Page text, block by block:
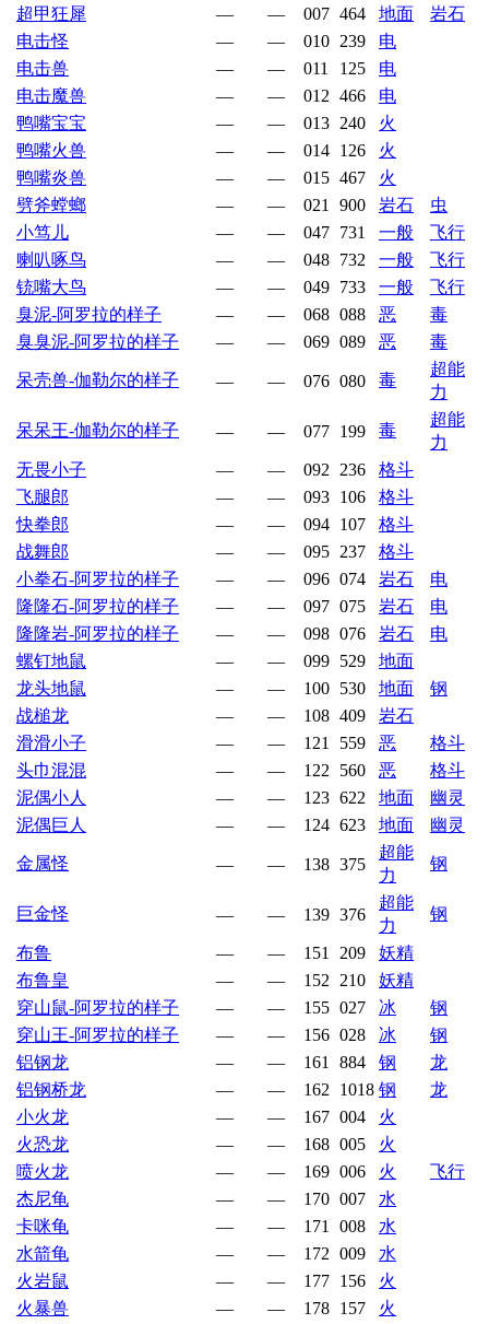
超甲狂犀 — — 007 464 地面
岩石
电击怪
— — 010 239
电
电击兽
— — 011 125
电
电击魔兽
— — 012 466
电
鸭嘴宝宝
— — 013 240
火
鸭嘴火兽
— — 014 126
火
鸭嘴炎兽
— — 015 467
火
劈斧螳螂
— — 021 900 岩石
虫
小笃儿
— — 047 731 一般
飞行
喇叭啄鸟
— — 048 732 一般
飞行
铳嘴大鸟
— — 049 733 一般
飞行
臭泥-阿罗拉的样子
— — 068 088 恶
毒
臭臭泥-阿罗拉的样子
— — 069 089 恶 毒
呆壳兽-伽勒尔的样子 — — 076 080 毒
超能
力
呆呆王-伽勒尔的样子 — — 077 199 毒
超能
力
无畏小子
— — 092 236
格斗
飞腿郎
— — 093 106
格斗
快拳郎
— — 094 107
格斗
战舞郎
— — 095 237
格斗
小拳石-阿罗拉的样子
— — 096 074 岩石
电
隆隆石-阿罗拉的样子
— — 097 075 岩石
电
隆隆岩-阿罗拉的样子
— — 098 076 岩石
电
螺钉地鼠
— — 099 529
地面
龙头地鼠
— — 100 530 地面
钢
战槌龙
— — 108 409
岩石
滑滑小子
— — 121 559 恶
格斗
头巾混混
— — 122 560 恶
格斗
泥偶小人
— — 123 622 地面
幽灵
泥偶巨人
— — 124 623 地面 幽灵
金属怪 — — 138 375
超能
力
钢
巨金怪 — — 139 376
超能
力
钢
布鲁 — — 151 209
妖精
布鲁皇
— — 152 210
妖精
穿山鼠-阿罗拉的样子
— — 155 027 冰
钢
穿山王-阿罗拉的样子
— — 156 028 冰
钢
铝钢龙
— — 161 884 钢
龙
铝钢桥龙
— — 162 1018 钢
龙
小火龙
— — 167 004
火
火恐龙
— — 168 005
火
喷火龙
— — 169 006 火
飞行
杰尼龟
— — 170 007
水
卡咪龟
— — 171 008
水
水箭龟
— — 172 009
水
火岩鼠
— — 177 156
火
火暴兽
— — 178 157
火